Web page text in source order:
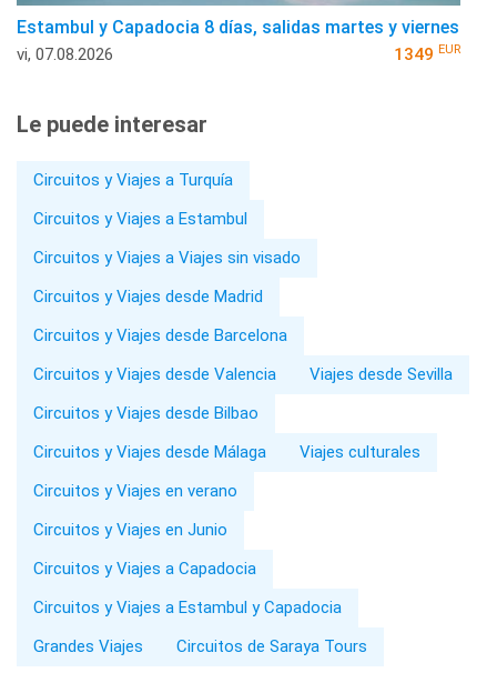
Estambul y Capadocia 8 días, salidas martes y viernes
vi, 07.08.2026 1349 EUR
Le puede interesar
Circuitos y Viajes a Turquía
Circuitos y Viajes a Estambul
Circuitos y Viajes a Viajes sin visado
Circuitos y Viajes desde Madrid
Circuitos y Viajes desde Barcelona
Circuitos y Viajes desde Valencia
Viajes desde Sevilla
Circuitos y Viajes desde Bilbao
Circuitos y Viajes desde Málaga
Viajes culturales
Circuitos y Viajes en verano
Circuitos y Viajes en Junio
Circuitos y Viajes a Capadocia
Circuitos y Viajes a Estambul y Capadocia
Grandes Viajes
Circuitos de Saraya Tours